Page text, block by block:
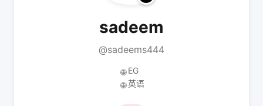
sadeem
@sadeems444
🌐 EG
🌐 英语